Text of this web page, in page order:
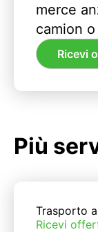
merce
camion
Ricevi
Più
Trasporto
Ricevi